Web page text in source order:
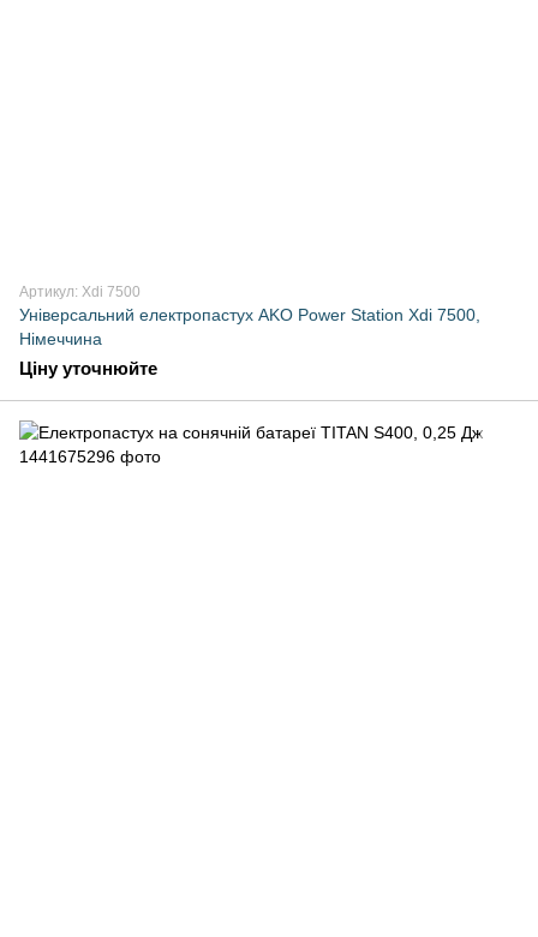
Артикул: Xdi 7500
Універсальний електропастух AKO Power Station Xdi 7500,
Німеччина
Ціну уточнюйте